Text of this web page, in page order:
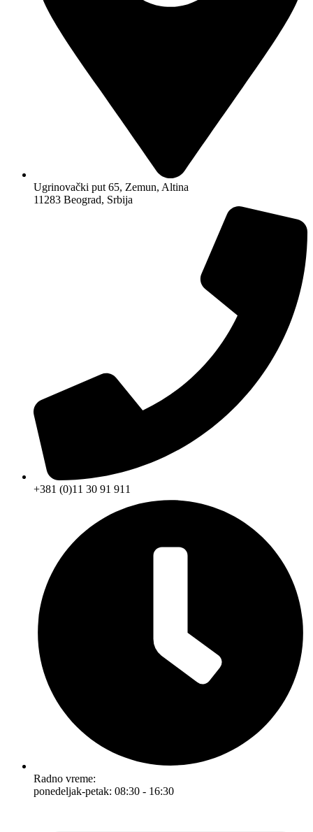
Ugrinovački put 65, Zemun, Altina
11283 Beograd, Srbija
+381 (0)11 30 91 911
Radno vreme:
ponedeljak-petak: 08:30 - 16:30